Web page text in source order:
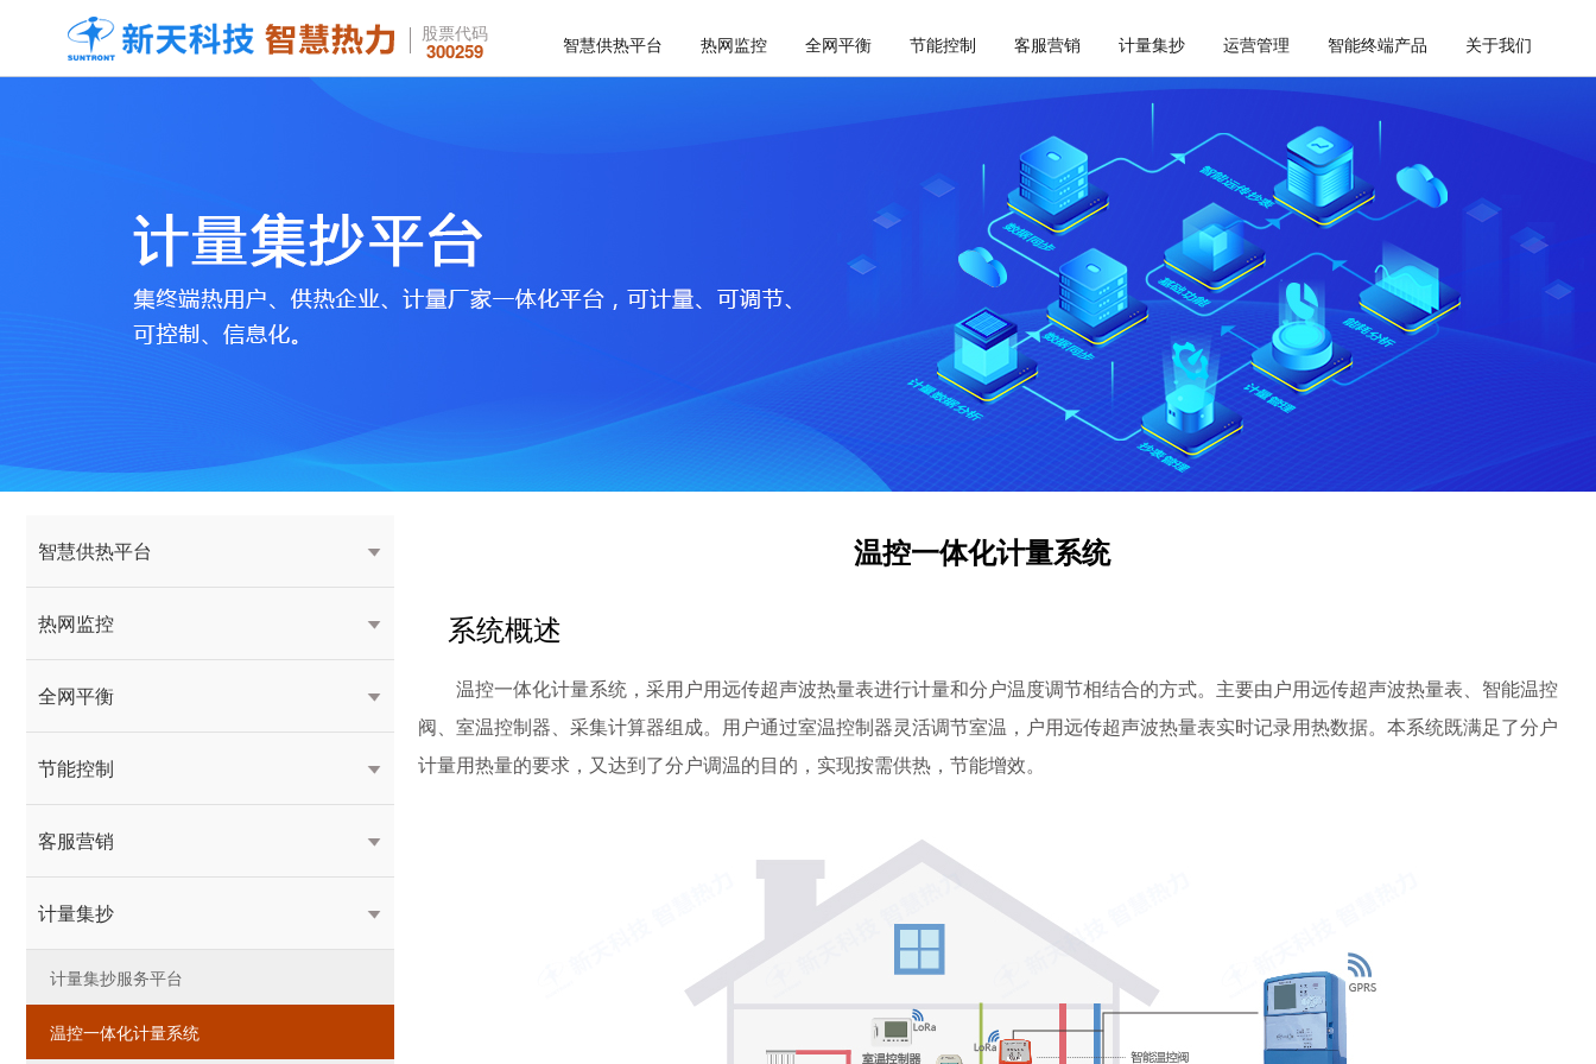
股票代码
300259 智慧供热平台 热网监控 全网平衡 节能控制 客服营销 计量集抄 运营管理 智能终端产品 关于我们
智慧供热平台 
热网监控 
全网平衡 
节能控制 
客服营销 
计量集抄 
计量集抄服务平台
温控一体化计量系统
温控一体化计量系统
系统概述
温控一体化计量系统，采用户用远传超声波热量表进行计量和分户温度调节相结合的方式。主要由户用远传超声波热量表、智能温控
阀、室温控制器、采集计算器组成。用户通过室温控制器灵活调节室温，户用远传超声波热量表实时记录用热数据。本系统既满足了分户
计量用热量的要求，又达到了分户调温的目的，实现按需供热，节能增效。